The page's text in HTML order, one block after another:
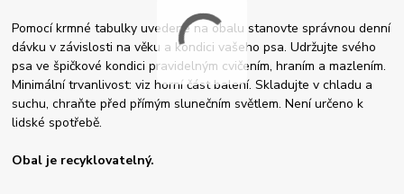
Pomocí krmné tabulky uvedené na obalu stanovte správnou denní
dávku v závislosti na věku a kondici vašeho psa. Udržujte svého
psa ve špičkové kondici pravidelným cvičením, hraním a mazlením.
Minimální trvanlivost: viz horní část balení. Skladujte v chladu a
suchu, chraňte před přímým slunečním světlem. Není určeno k
lidské spotřebě.
Obal je recyklovatelný.